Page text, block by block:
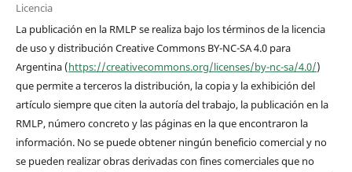
Licencia
La publicación en la RMLP se realiza bajo los términos de la licencia
de uso y distribución Creative Commons BY-NC-SA 4.0 para
Argentina (https://creativecommons.org/licenses/by-nc-sa/4.0/)
que permite a terceros la distribución, la copia y la exhibición del
artículo siempre que citen la autoría del trabajo, la publicación en la
RMLP, número concreto y las páginas en la que encontraron la
información. No se puede obtener ningún beneficio comercial y no
se pueden realizar obras derivadas con fines comerciales que no